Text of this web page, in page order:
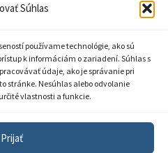
Súhlas
používame technológie, ako sú
k informáciám o zariadení. Súhlas s
údaje, ako je správanie pri
stránke. Nesúhlas alebo odvolanie
vlastnosti a funkcie.
Prijať
súkromia
informácií